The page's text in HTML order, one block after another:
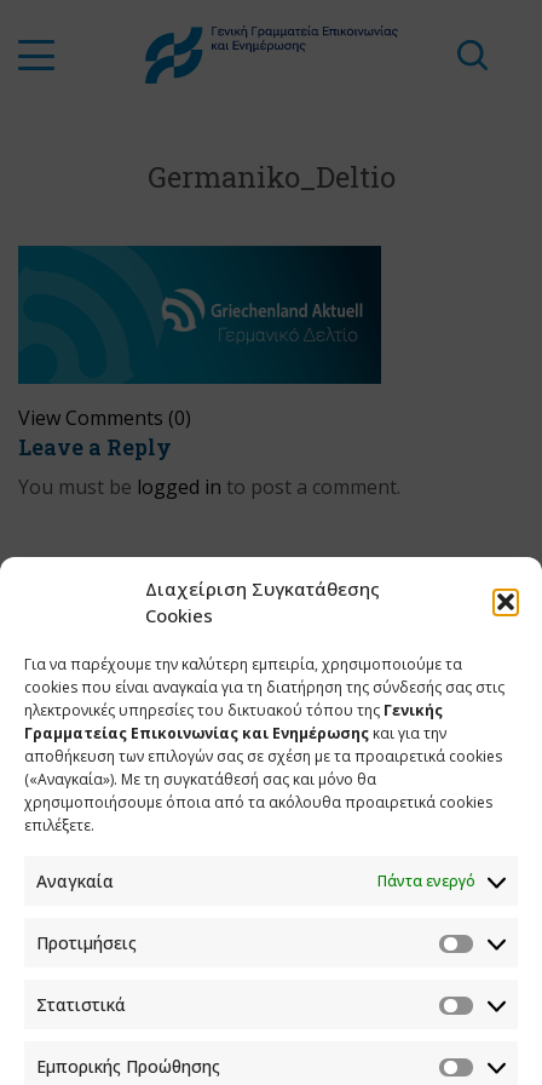
Διαχείριση Συγκατάθεσης
Cookies
Για να παρέχουμε την καλύτερη εμπειρία, χρησιμοποιούμε τα
cookies που είναι αναγκαία για τη διατήρηση της σύνδεσής σας στις
ηλεκτρονικές υπηρεσίες του δικτυακού τόπου της Γενικής
Γραμματείας Επικοινωνίας και Ενημέρωσης και για την
αποθήκευση των επιλογών σας σε σχέση με τα προαιρετικά cookies
(«Αναγκαία»). Με τη συγκατάθεσή σας και μόνο θα
χρησιμοποιήσουμε όποια από τα ακόλουθα προαιρετικά cookies
επιλέξετε.
Αναγκαία Πάντα ενεργό
Προτιμήσεις
Στατιστικά
Εμπορικής Προώθησης
Germaniko_Deltio
View Comments (0)
Leave a Reply
You must be logged in to post a comment.
ΕΠΙΚΟΙΝΩΝΙΑ
Φραγκούδη 11 & Αλεξάνδρου Πάντου
info.media@media.gov.gr